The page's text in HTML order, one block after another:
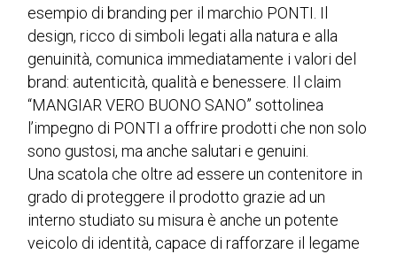
esempio di branding per il marchio PONTI. Il
design, ricco di simboli legati alla natura e alla
genuinità, comunica immediatamente i valori del
brand: autenticità, qualità e benessere. Il claim
“MANGIAR VERO BUONO SANO” sottolinea
l’impegno di PONTI a offrire prodotti che non solo
sono gustosi, ma anche salutari e genuini.
Una scatola che oltre ad essere un contenitore in
grado di proteggere il prodotto grazie ad un
interno studiato su misura è anche un potente
veicolo di identità, capace di rafforzare il legame